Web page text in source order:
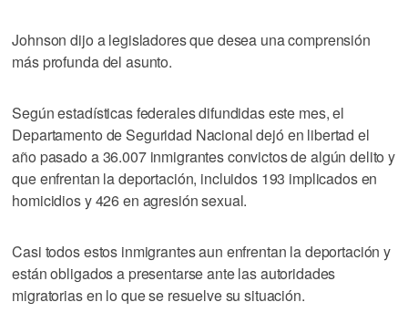
Johnson dijo a legisladores que desea una comprensión
más profunda del asunto.
Según estadísticas federales difundidas este mes, el
Departamento de Seguridad Nacional dejó en libertad el
año pasado a 36.007 inmigrantes convictos de algún delito y
que enfrentan la deportación, incluidos 193 implicados en
homicidios y 426 en agresión sexual.
Casi todos estos inmigrantes aun enfrentan la deportación y
están obligados a presentarse ante las autoridades
migratorias en lo que se resuelve su situación.